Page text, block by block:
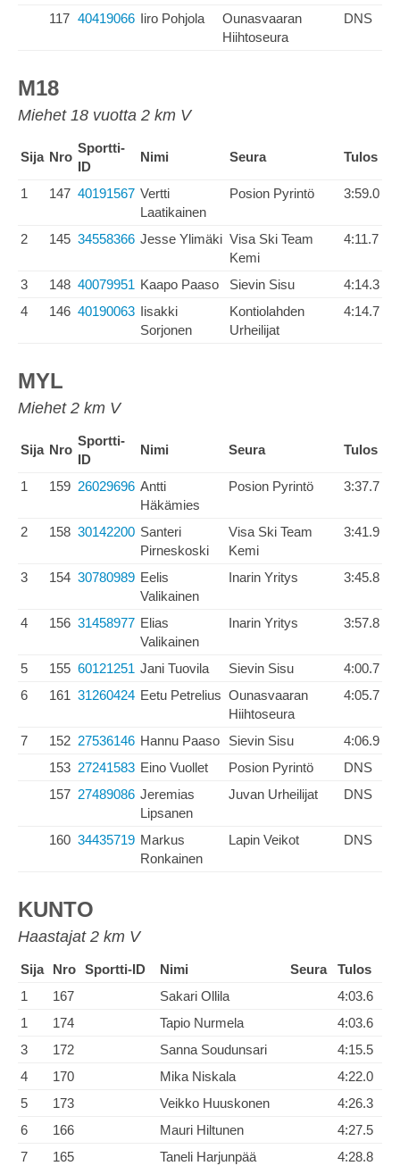
117 40419066 Iiro Pohjola
Ounasvaaran
Hiihtoseura
DNS
M18
Miehet 18 vuotta 2 km V
Sija Nro
Sportti-
ID
Nimi Seura Tulos
1 147 40191567 Vertti
Laatikainen
Posion Pyrintö 3:59.0
2 145 34558366 Jesse Ylimäki Visa Ski Team
Kemi
4:11.7
3 148 40079951 Kaapo Paaso Sievin Sisu
4:14.3
4
146 40190063 Iisakki
Sorjonen
Kontiolahden
Urheilijat
4:14.7
MYL
Miehet 2 km V
Sija Nro
Sportti-
ID
Nimi Seura Tulos
1 159 26029696 Antti
Häkämies
Posion Pyrintö 3:37.7
2 158 30142200 Santeri
Pirneskoski
Visa Ski Team
Kemi
3:41.9
3 154 30780989 Eelis
Valikainen
Inarin Yritys 3:45.8
4 156 31458977 Elias
Valikainen
Inarin Yritys 3:57.8
5 155 60121251 Jani Tuovila Sievin Sisu
4:00.7
6
161 31260424 Eetu Petrelius Ounasvaaran
Hiihtoseura
4:05.7
7 152 27536146 Hannu Paaso Sievin Sisu
4:06.9
153 27241583 Eino Vuollet Posion Pyrintö
DNS
157 27489086 Jeremias
Lipsanen
Juvan Urheilijat DNS
160 34435719 Markus
Ronkainen
Lapin Veikot DNS
KUNTO
Haastajat 2 km V
Sija Nro Sportti-ID Nimi Seura
Tulos
1
167 Sakari Ollila
4:03.6
1
174 Tapio Nurmela
4:03.6
3
172 Sanna Soudunsari
4:15.5
4
170 Mika Niskala
4:22.0
5
173 Veikko Huuskonen
4:26.3
6
166 Mauri Hiltunen
4:27.5
7
165 Taneli Harjunpää 4:28.8